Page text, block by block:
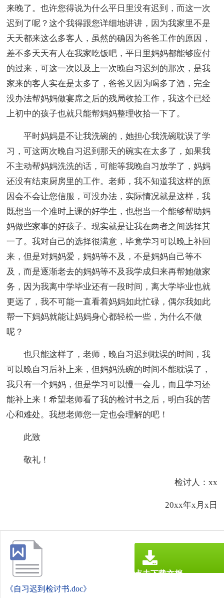
来晚了。也许您得说为什么平日里没有迟到，而这一次
迟到了呢？这个我得跟您详细地讲讲，因为我家里不是
天天都来这么多客人，虽然的确因为爸爸工作的原因，
差不多天天有人在我家吃饭吧，平日里妈妈都能够应付
的过来，可这一次以及上一次晚自习迟到的那次，是我
家来的客人实在是太多了，爸爸又因为喝多了酒，完全
没办法帮妈妈做宴席之后的残局收拾工作，我这个已经
上初中的孩子也就只能帮妈妈整理收拾一下了。
平时妈妈是不让我洗碗的，她担心我洗碗耽误了学
习，可这两次晚自习迟到那天的碗实在太多了，如果我
不主动帮妈妈洗洗的话，可能等我晚自习放学了，妈妈
还没有结束厨房里的工作。老师，我不知道我这样的原
因会不会让您信服，可没办法，实际情况就是这样，我
既想当一个准时上课的好学生，也想当一个能够帮助妈
妈做些家事的好孩子。现实就是让我在两者之间选择其
一了。我对自己的选择很满意，毕竟学习可以晚上补回
来，但是对妈妈爱，妈妈等不及，不是妈妈自己等不
及，而是逐渐老去的妈妈等不及我学成归来再帮她做家
务，因为我离中学毕业还有一段时间，离大学毕业也就
更远了，我不可能一直看着妈妈如此忙碌，偶尔我如此
帮一下妈妈就能让妈妈身心都轻松一些，为什么不做
呢？
也只能这样了，老师，晚自习迟到耽误的时间，我
可以晚自习后补上来，但妈妈洗碗的时间不能耽误了，
我只有一个妈妈，但是学习可以慢一会儿，而且学习还
能补上来！希望老师看了我的检讨书之后，明白我的苦
心和难处。我想老师您一定也会理解的吧！
此致
敬礼！
检讨人：xx
20xx年x月x日
《自习迟到检讨书.doc》
点击下载文档